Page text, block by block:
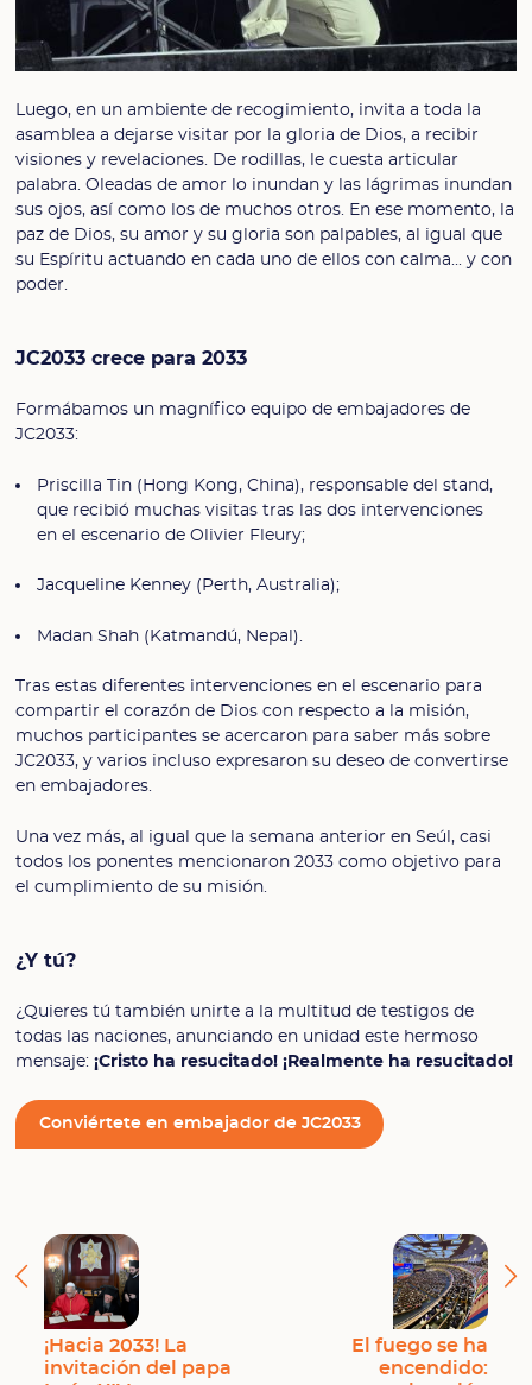
Luego, en un ambiente de recogimiento, invita a toda la
asamblea a dejarse visitar por la gloria de Dios, a recibir
visiones y revelaciones. De rodillas, le cuesta articular
palabra. Oleadas de amor lo inundan y las lágrimas inundan
sus ojos, así como los de muchos otros. En ese momento, la
paz de Dios, su amor y su gloria son palpables, al igual que
su Espíritu actuando en cada uno de ellos con calma... y con
poder.
JC2033 crece para 2033
Formábamos un magnífico equipo de embajadores de
JC2033:
Priscilla Tin (Hong Kong, China), responsable del stand,
que recibió muchas visitas tras las dos intervenciones
en el escenario de Olivier Fleury;
Jacqueline Kenney (Perth, Australia);
Madan Shah (Katmandú, Nepal).
Tras estas diferentes intervenciones en el escenario para
compartir el corazón de Dios con respecto a la misión,
muchos participantes se acercaron para saber más sobre
JC2033, y varios incluso expresaron su deseo de convertirse
en embajadores.
Una vez más, al igual que la semana anterior en Seúl, casi
todos los ponentes mencionaron 2033 como objetivo para
el cumplimiento de su misión.
¿Y tú?
¿Quieres tú también unirte a la multitud de testigos de
todas las naciones, anunciando en unidad este hermoso
mensaje:¡Cristo ha resucitado! ¡Realmente ha resucitado!
Conviértete en embajador de JC2033
¡Hacia 2033! La
invitación del papa
El fuego se ha
encendido: